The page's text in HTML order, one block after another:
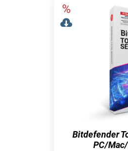
Bitdefender
PC/